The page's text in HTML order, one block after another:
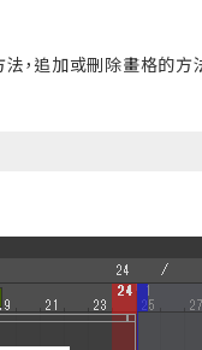
追加或刪除畫格的方